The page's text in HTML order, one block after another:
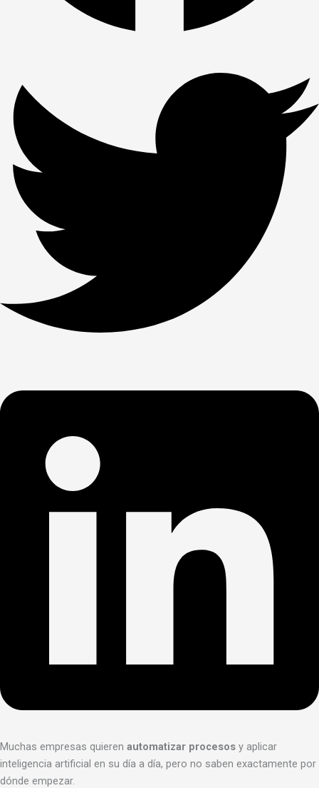
Muchas empresas quieren automatizar procesos y aplicar
inteligencia artificial en su día a día, pero no saben exactamente por
dónde empezar.